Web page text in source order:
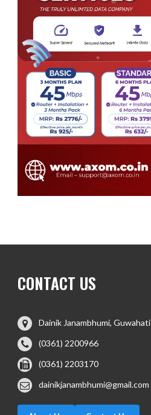
CONTACT US
Dainik Janambhumi, Guwahati
(0361) 2200966
(0361) 2203170
dainikjanambhumi@gmail.com